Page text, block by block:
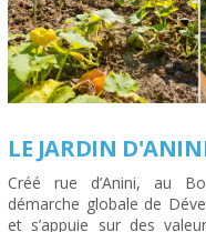
LE JARDIN
Créé rue d’Anini, au
démarche globale de
et s’appuie sur des